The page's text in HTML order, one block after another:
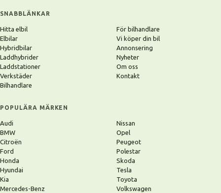
SNABBLÄNKAR
Hitta elbil
Elbilar
Hybridbilar
Laddhybrider
Laddstationer
Verkstäder
Bilhandlare
För bilhandlare
Vi köper din bil
Annonsering
Nyheter
Om oss
Kontakt
POPULÄRA MÄRKEN
Audi
BMW
Citroën
Ford
Honda
Hyundai
Kia
Mercedes-Benz
Nissan
Opel
Peugeot
Polestar
Skoda
Tesla
Toyota
Volkswagen